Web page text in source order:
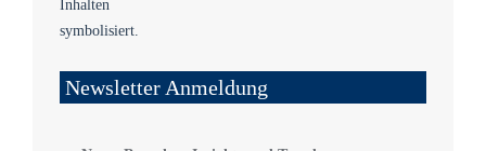
Newsletter Anmeldung